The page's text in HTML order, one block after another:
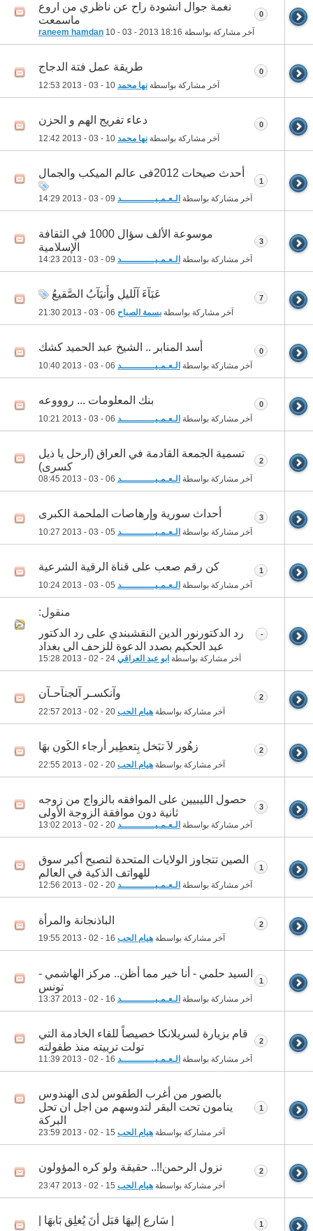
نغمة جوال انشودة راح عن ناظري من اروع
ماسمعت
آخر مشاركة بواسطة raneem hamdan 10 - 03 - 2013 18:16
0
طريقة عمل فتة الدجاج
آخر مشاركة بواسطة نها محمد 12:53
0
دعاء تفريج الهم و الحزن
آخر مشاركة بواسطة نها محمد 12:42
0
أحدث صيحات 2012فى عالم الميكب والجمال
آخر مشاركة بواسطة الـعـمـيــــــــــــد 14:29
1
موسوعة الألف سؤال 1000 في الثقافة
الإسلامية
آخر مشاركة بواسطة الـعـمـيــــــــــــد 14:23
3
عَبَآءَ آلَليلِ وأَنيَآبُ الصَّقيعُ
آخر مشاركة بواسطة بسمة الصباح 21:30
7
أسد المنابر .. الشيخ عبد الحميد كشك
آخر مشاركة بواسطة الـعـمـيــــــــــــد 10:40
0
بنك المعلومات ... روووعه
آخر مشاركة بواسطة الـعـمـيــــــــــــد 10:21
0
تسمية الجمعة القادمة في العراق (ارحل يا ذيل
كسرى)
آخر مشاركة بواسطة الـعـمـيــــــــــــد 08:45
2
أحداث سورية وإرهاصات الملحمة الكبرى
آخر مشاركة بواسطة الـعـمـيــــــــــــد 10:27
3
كن رقم صعب على قناة الرقية الشرعية
آخر مشاركة بواسطة الـعـمـيــــــــــــد 10:24
1
منقول:
رد الدكتورنور الدين النقشبندي على رد الدكتور
عبد الحكيم بصدد الدعوة للزحف الى بغداد
آخر مشاركة بواسطة ابو عبد العراقي 15:28
-
وآنكسـر آلجنآحـآن
آخر مشاركة بواسطة هيام الحب 22:57
2
زهُور لاَ تبَخل بِتعطِير أرجاء الكَونِ بهَا
آخر مشاركة بواسطة هيام الحب 22:55
2
حصول الليبيين على الموافقه بالزواج من زوجه
ثانية دون موافقة الزوجة الأولى
آخر مشاركة بواسطة الـعـمـيــــــــــــد 13:02
3
الصين تتجاوز الولايات المتحدة لتصبح أكبر سوق
للهواتف الذكية في العالم
آخر مشاركة بواسطة الـعـمـيــــــــــــد 12:56
1
الباذنجانة والمرأة
آخر مشاركة بواسطة هيام الحب 19:55
2
السيد حلمي - أنا خير مما أظن.. مركز الهاشمي -
تونس
آخر مشاركة بواسطة الـعـمـيــــــــــــد 13:37
1
قام بزيارة لسريلانكا خصيصاً للقاء الخادمة التي
تولت تربيته منذ طفولته
آخر مشاركة بواسطة الـعـمـيــــــــــــد 11:39
2
بالصور من أغرب الطقوس لدى الهندوس
ينامون تحت البقر لتدوسهم من اجل ان تحل
البركة
آخر مشاركة بواسطة هيام الحب 23:59
1
نزول الرحمن!!.. حقيقة ولو كره المؤولون
آخر مشاركة بواسطة هيام الحب 23:47
2
| سَارع إِليهَا قبَل أنَ يُغلِق بَابهَا | 1